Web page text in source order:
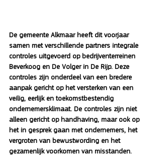
De gemeente Alkmaar heeft dit voorjaar
samen met verschillende partners integrale
controles uitgevoerd op bedrijventerreinen
Beverkoog en De Volger in De Rijp. Deze
controles zijn onderdeel van een bredere
aanpak gericht op het versterken van een
veilig, eerlijk en toekomstbestendig
ondernemersklimaat. De controles zijn niet
alleen gericht op handhaving, maar ook op
het in gesprek gaan met ondernemers, het
vergroten van bewustwording en het
gezamenlijk voorkomen van misstanden.